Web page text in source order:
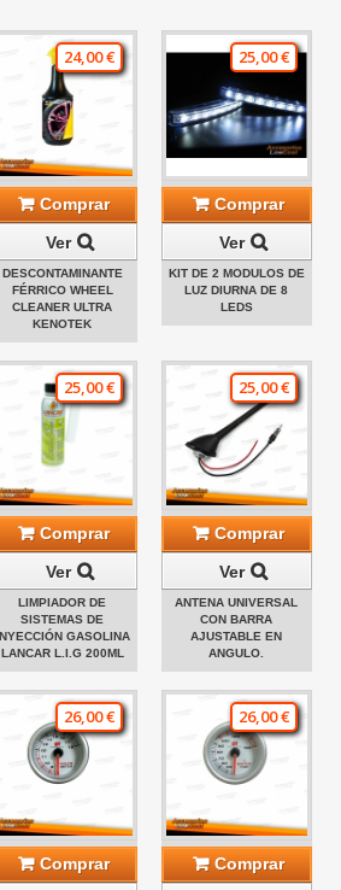
24,00 €
Comprar
Ver
DESCONTAMINANTE
FÉRRICO WHEEL
CLEANER ULTRA
KENOTEK
25,00 €
Comprar
Ver
KIT DE 2 MODULOS DE
LUZ DIURNA DE 8
LEDS
25,00 €
Comprar
Ver
LIMPIADOR DE
SISTEMAS DE
INYECCIÓN GASOLINA
LANCAR L.I.G 200ML
25,00 €
Comprar
Ver
ANTENA UNIVERSAL
CON BARRA
AJUSTABLE EN
ANGULO.
26,00 €
Comprar
26,00 €
Comprar